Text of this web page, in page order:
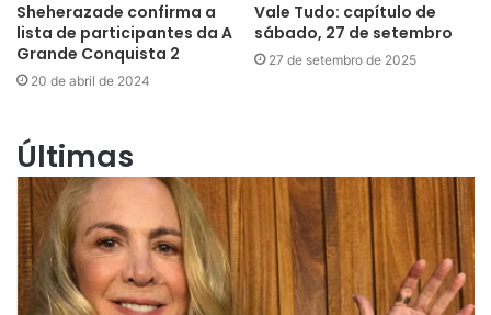
Sheherazade confirma a
lista de participantes da A
Grande Conquista 2
20 de abril de 2024
Vale Tudo: capítulo de
sábado, 27 de setembro
27 de setembro de 2025
Últimas